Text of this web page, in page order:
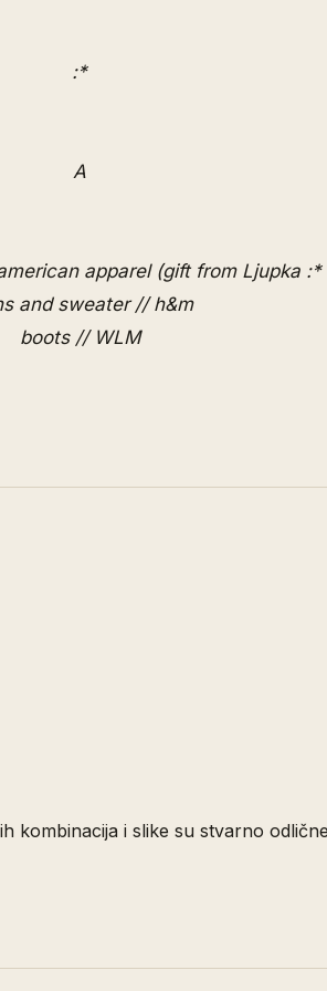
:*
A
apparel (gift from Ljupka :*
and sweater // h&m
boots // WLM
kombinacija i slike su stvarno